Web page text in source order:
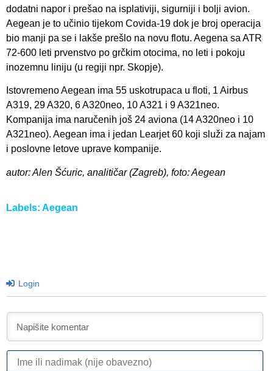
dodatni napor i prešao na isplativiji, sigurniji i bolji avion.
Aegean je to učinio tijekom Covida-19 dok je broj operacija
bio manji pa se i lakše prešlo na novu flotu. Aegena sa ATR
72-600 leti prvenstvo po grčkim otocima, no leti i pokoju
inozemnu liniju (u regiji npr. Skopje).
Istovremeno Aegean ima 55 uskotrupaca u floti, 1 Airbus
A319, 29 A320, 6 A320neo, 10 A321 i 9 A321neo.
Kompanija ima naručenih još 24 aviona (14 A320neo i 10
A321neo). Aegean ima i jedan Learjet 60 koji služi za najam
i poslovne letove uprave kompanije.
autor: Alen Šćuric, analitičar (Zagreb), foto: Aegean
Labels: Aegean
Login